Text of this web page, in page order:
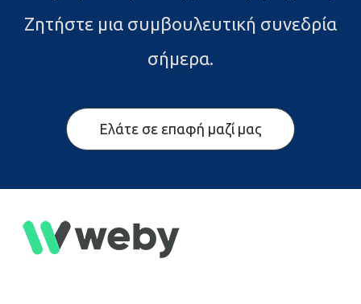
Ζητήστε μια συμβουλευτική συνεδρία
σήμερα.
Ελάτε σε επαφή μαζί μας